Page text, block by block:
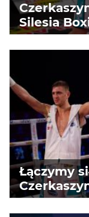
Silesia
Łączymy